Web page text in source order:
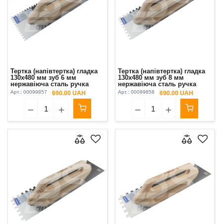
Тертка (напівтертка) гладка
130х480 мм зуб 6 мм
нержавіюча сталь ручка
лакований бук Kubala
Арт.: 00099857 690.00 UAH
Тертка (напівтертка) гладка
130х480 мм зуб 8 мм
нержавіюча сталь ручка
лакований бук Kubala
Арт.: 00099858 690.00 UAH